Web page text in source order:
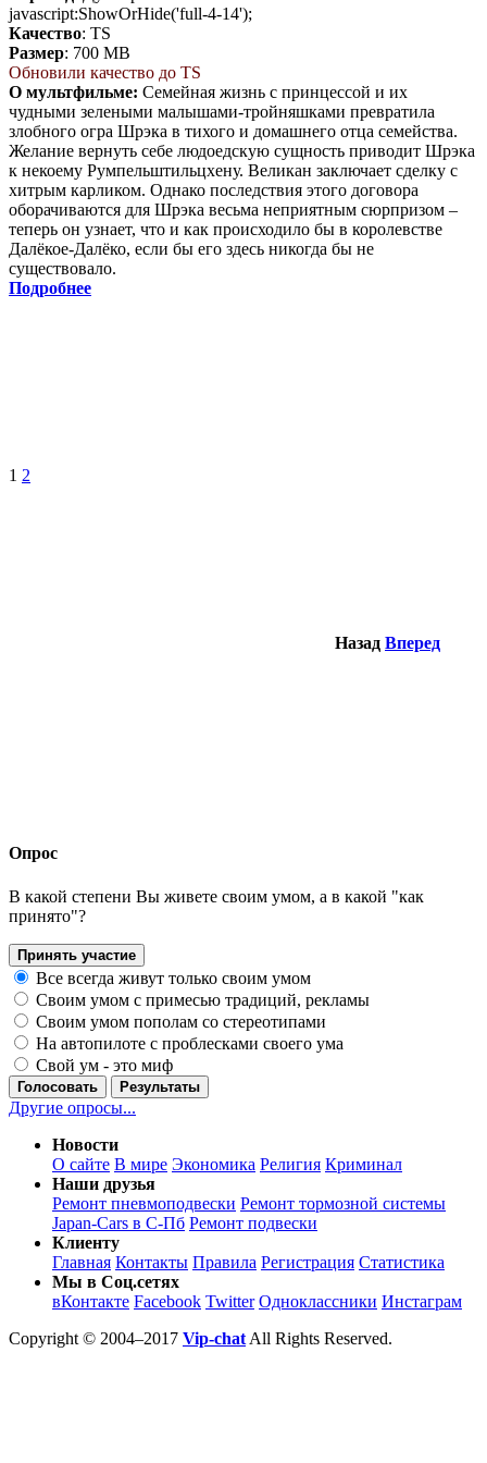
javascript:ShowOrHide('full-4-14');
Качество: TS
Размер: 700 MB
Обновили качество до TS
О мультфильме: Семейная жизнь с принцессой и их
чудными зелеными малышами-тройняшками превратила
злобного огра Шрэка в тихого и домашнего отца семейства.
Желание вернуть себе людоедскую сущность приводит Шрэка
к некоему Румпельштильцхену. Великан заключает сделку с
хитрым карликом. Однако последствия этого договора
оборачиваются для Шрэка весьма неприятным сюрпризом –
теперь он узнает, что и как происходило бы в королевстве
Далёкое-Далёко, если бы его здесь никогда бы не
существовало.
Подробнее
1 2
Назад Вперед
Опрос
В какой степени Вы живете своим умом, а в какой "как
принято"?
Принять участие
Все всегда живут только своим умом
Своим умом с примесью традиций, рекламы
Своим умом пополам со стереотипами
На автопилоте с проблесками своего ума
Свой ум - это миф
Голосовать Результаты
Другие опросы...
Новости
О сайте В мире Экономика Религия Криминал
Наши друзья
Ремонт пневмоподвески Ремонт тормозной системы
Japan-Cars в С-Пб Ремонт подвески
Клиенту
Главная Контакты Правила Регистрация Статистика
Мы в Соц.сетях
вКонтакте Facebook Twitter Одноклассники Инстаграм
Copyright © 2004–2017 Vip-chat All Rights Reserved.